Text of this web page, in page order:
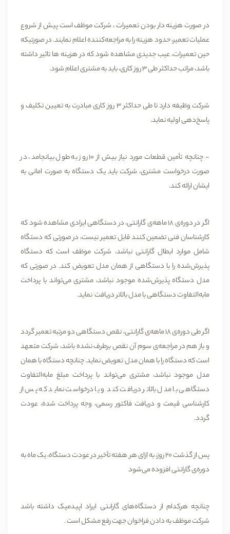
در صورت هزینه دار بودن تعمیرات ، شرکت موظف است پیش از شروع
عملیات تعمیر، حدود هزینه را به مراجعه‌کننده اعلام نمایند. در صورتیکه
حین تعمیرات، عیب جدیدی مشاهده شود که در هزینه ها تاثیر داشته
باشد، مراتب حداکثر طی 3 روز کاری، باید به مشتری اعلام شود.
شرکت وظیفه دارد تا طی حداکثر 3 روز کاری مبادرت به تعیین تکلیف و
پاسخ‌دهی اولیه نماید.
- چنانچه تأمین قطعات مورد نیاز بیش از 10 روز به طول بیانجامد، در
صورت درخواست مشتری، شرکت باید یک دستگاه به صورت امانی به
ایشان ارائه کند.
اگر در دوره‌ی 18 ماهه‌ی گارانتی، در دستگاهی ایرادی مشاهده شود که
کارشناسان فنی تضمین کنند قابل تعمیر نیست، در صورتی که دستگاه
شامل موارد ابطال گارانتی نباشد، شرکت موظف است که دستگاه
پذیرش‌شده را با دستگاهی از همان مدل تعویض کند. در صورتی که
مدل دستگاه پذیرش‌شده موجود نباشد، مشتری می‌تواند با پرداخت
مابه‌التفاوت دستگاهی با مدل بالاتر دریافت نماید.
اگر طی دوره‌ی 18 ماهه‌ی گارانتی، نقص دستگاهی دو مرتبه تعمیر گردد
و باز هم در مراجعه‌ی سوم آن نقص برطرف نشده باشد، شرکت متعهد
است که دستگاه را با همان مدل تعویض نماید. چنانچه دستگاه با همان
مدل موجود نباشد، مشتری می‌تواند با پرداخت مبلغ مابه‌التفاوت
دستگاهی با مدل بالاتر دریافت کند و یا درخواست نماید که پس از
کارشناسی قیمت و دریافت فاکتور رسمی، وجه پرداخت شده‌، عودت
گردد.
پس از گذشت 20 روز، به ازای هر هفته تأخیر در عودت دستگاه، یک ماه به
دوره‌ی گارانتی افزوده می‌شود
چنانچه هرکدام از دستگاه‌های گارانتی ایراد اپیدمیک داشته باشد
شرکت موظف به دادن فراخوان جهت رفع مشکل است .